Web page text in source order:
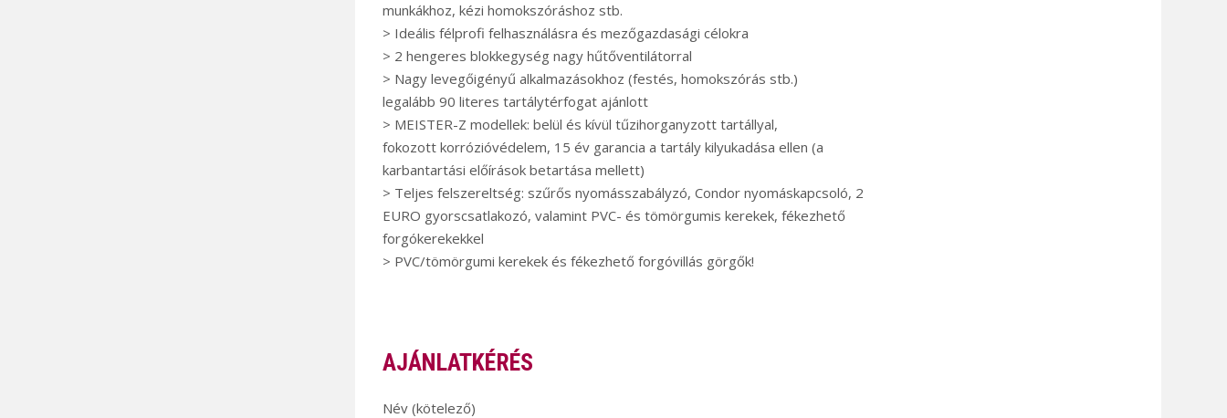
munkákhoz, kézi homokszóráshoz stb.
> Ideális félprofi felhasználásra és mezőgazdasági célokra
> 2 hengeres blokkegység nagy hűtőventilátorral
> Nagy levegőigényű alkalmazásokhoz (festés, homokszórás stb.)
legalább 90 literes tartálytérfogat ajánlott
> MEISTER-Z modellek: belül és kívül tűzihorganyzott tartállyal,
fokozott korrózióvédelem, 15 év garancia a tartály kilyukadása ellen (a
karbantartási előírások betartása mellett)
> Teljes felszereltség: szűrős nyomásszabályzó, Condor nyomáskapcsoló, 2
EURO gyorscsatlakozó, valamint PVC- és tömörgumis kerekek, fékezhető
forgókerekekkel
> PVC/tömörgumi kerekek és fékezhető forgóvillás görgők!
AJÁNLATKÉRÉS
Név (kötelező)